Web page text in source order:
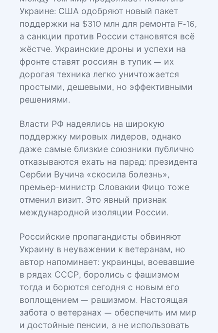
Украине: США одобряют новый пакет
поддержки на $310 млн для ремонта F-16,
а санкции против России становятся всё
жёстче. Украинские дроны и успехи на
фронте ставят россиян в тупик — их
дорогая техника легко уничтожается
простыми, дешевыми, но эффективными
решениями.
Власти РФ надеялись на широкую
поддержку мировых лидеров, однако
даже самые близкие союзники публично
отказываются ехать на парад: президента
Сербии Вучича «скосила болезнь»,
премьер-министр Словакии Фицо тоже
отменил визит. Это явный признак
международной изоляции России.
Российские пропагандисты обвиняют
Украину в неуважении к ветеранам, но
автор напоминает: украинцы, воевавшие
в рядах СССР, боролись с фашизмом
тогда и борются сегодня с новым его
воплощением — рашизмом. Настоящая
забота о ветеранах — обеспечить им мир
и достойные пенсии, а не использовать